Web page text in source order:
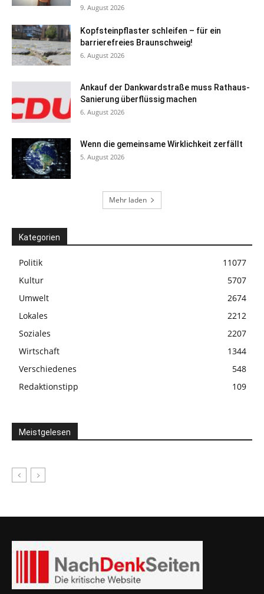
9. August 2026
Kopfsteinpflaster schleifen – für ein
barrierefreies Braunschweig!
6. August 2026
Ankauf der Dankwardstraße muss Rathaus-
Sanierung überflüssig machen
6. August 2026
Wenn die gemeinsame Wirklichkeit zerfällt
5. August 2026
Mehr laden
Kategorien
Politik
11077
Kultur
5707
Umwelt
2674
Lokales
2212
Soziales
2207
Wirtschaft
1344
Verschiedenes
548
Redaktionstipp
109
Meistgelesen